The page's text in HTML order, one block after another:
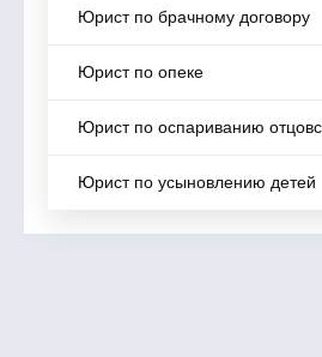
Юрист по брачному договору
Юрист по опеке
Юрист по оспариванию
Юрист по усыновлению детей